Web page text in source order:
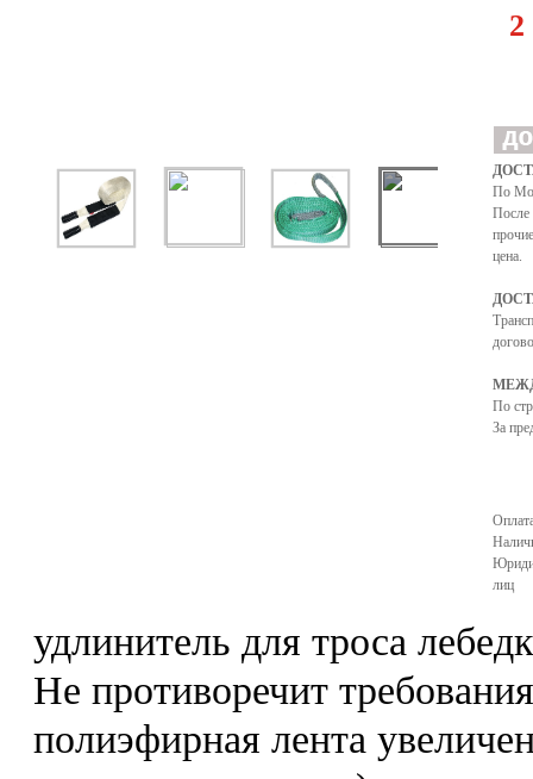
2
По
После
цена.
По
За
лиц
удлинитель для троса
Не противоречит
полиэфирная лента